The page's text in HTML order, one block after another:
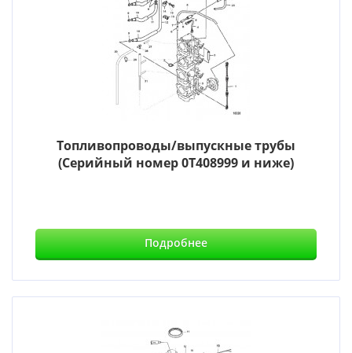
Топливопроводы/выпускные трубы
(Серийный номер 0T408999 и ниже)
Подробнее